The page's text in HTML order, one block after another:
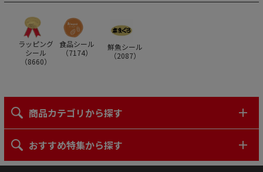
ラッピング
シール
（8660）
食品シール
（7174）
鮮魚シール
（2087）
商品カテゴリから探す
おすすめ特集から探す